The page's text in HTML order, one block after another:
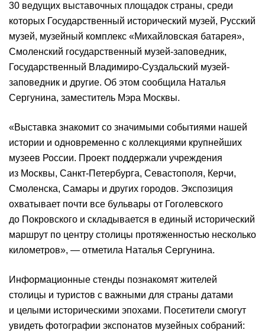
30 ведущих выставочных площадок страны, среди
которых Государственный исторический музей, Русский
музей, музейный комплекс «Михайловская батарея»,
Смоленский государственный музей-заповедник,
Государственный Владимиро-Суздальский музей-
заповедник и другие. Об этом сообщила Наталья
Сергунина, заместитель Мэра Москвы.
«Выставка знакомит со значимыми событиями нашей
истории и одновременно с коллекциями крупнейших
музеев России. Проект поддержали учреждения
из Москвы, Санкт-Петербурга, Севастополя, Керчи,
Смоленска, Самары и других городов. Экспозиция
охватывает почти все бульвары от Гоголевского
до Покровского и складывается в единый исторический
маршрут по центру столицы протяженностью несколько
километров», — отметила Наталья Сергунина.
Информационные стенды познакомят жителей
столицы и туристов с важными для страны датами
и целыми историческими эпохами. Посетители смогут
увидеть фотографии экспонатов музейных собраний: